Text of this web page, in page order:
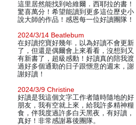
這里居然能找到哈維爾．西耶拉的書！
驚喜萬分！希望能讀到更多這位歷史小
說大師的作品！感恩每一位好讀團隊！
2024/3/14 Beatlebum
在好讀挖寶好幾年，以為好讀不會更新
了，但還是偶爾會上來看看，沒想到又
有新書了，超級感動！好讀真的陪我渡
過好多個通勤的日子跟愜意的週末，謝
謝好讀！
2024/3/9 Christine
好讀是我這個文字工作者隨時隨地的好
朋友，我有空就上來，給我許多精神糧
食，伴我度過許多白天黑夜，有好讀，
真好！非常感謝幕後團隊。